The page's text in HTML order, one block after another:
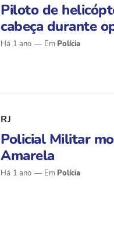
Piloto de
cabeça durante
Há 1 ano Polícia
RJ
Policial Militar
Amarela
Há 1 ano Polícia